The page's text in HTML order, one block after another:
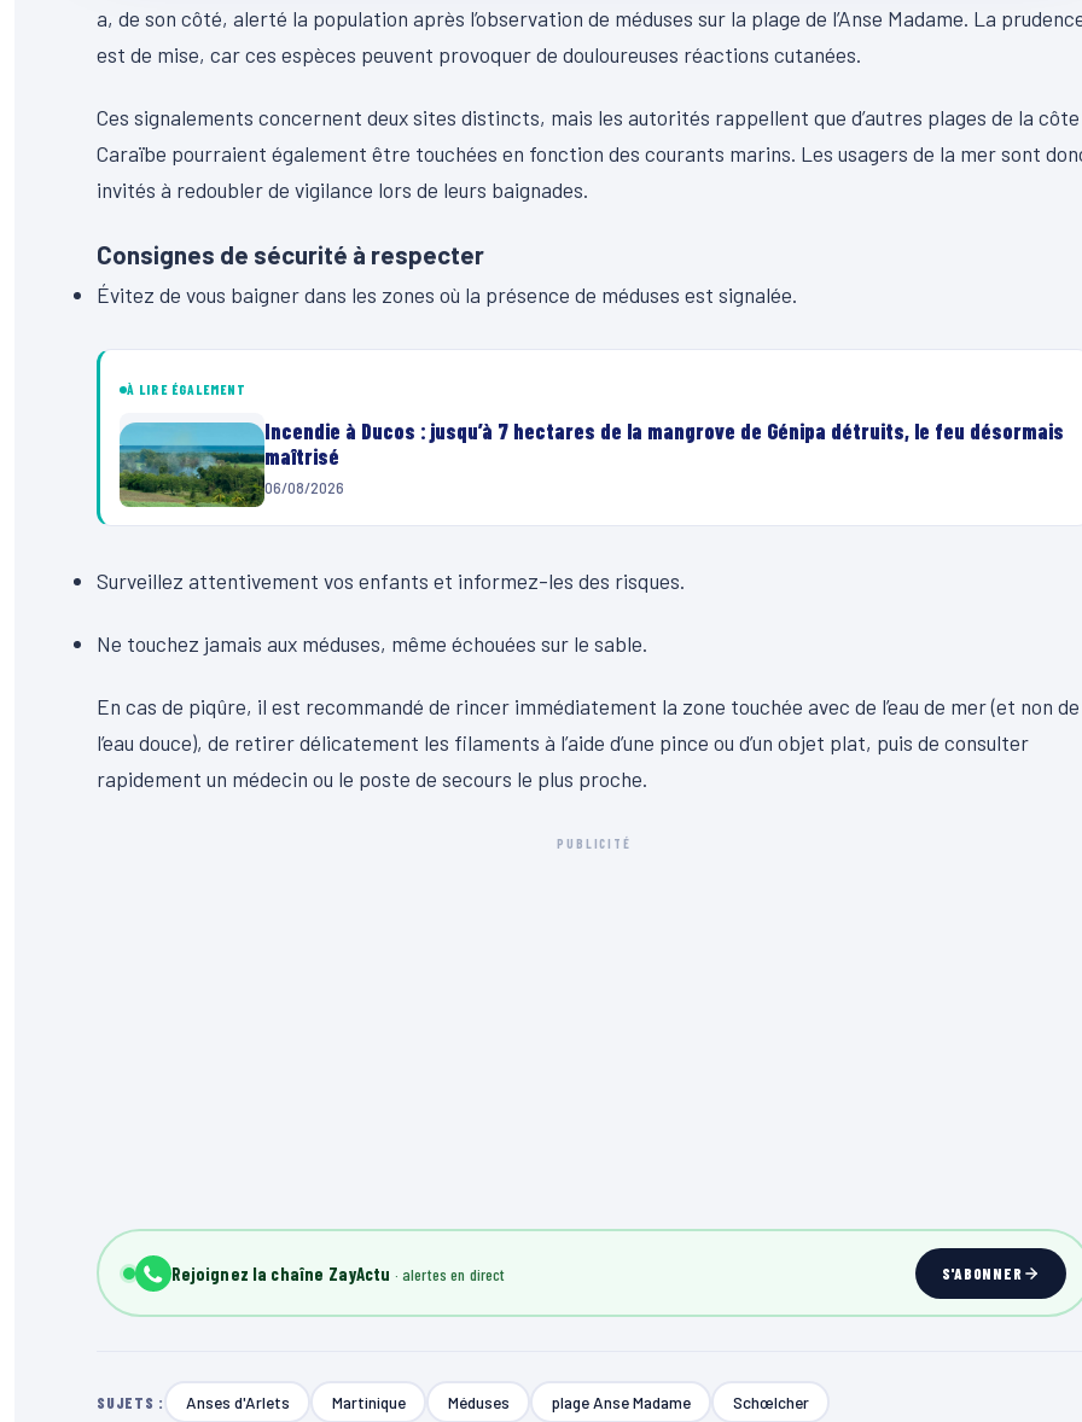
a, de son côté, alerté la population après l’observation de méduses sur la plage de l’Anse Madame. La
est de mise, car ces espèces peuvent provoquer de douloureuses réactions cutanées.
Ces signalements concernent deux sites distincts, mais les autorités rappellent que d’autres plages de la côte
Caraïbe pourraient également être touchées en fonction des courants marins. Les usagers de la mer sont
invités à redoubler de vigilance lors de leurs baignades.
Consignes de sécurité à respecter
Évitez de vous baigner dans les zones où la présence de méduses est signalée.
À LIRE ÉGALEMENT
Incendie à Ducos : jusqu’à 7 hectares de la mangrove de Génipa détruits, le feu désormais
maîtrisé
06/08/2026
Surveillez attentivement vos enfants et informez-les des risques.
Ne touchez jamais aux méduses, même échouées sur le sable.
En cas de piqûre, il est recommandé de rincer immédiatement la zone touchée avec de l’eau de mer (et non de
l’eau douce), de retirer délicatement les filaments à l’aide d’une pince ou d’un objet plat, puis de consulter
rapidement un médecin ou le poste de secours le plus proche.
PUBLICITÉ
Rejoignez la chaîne ZayActu S'ABONNER
SUJETS : Anses d'Arlets Martinique Méduses plage Anse Madame Schœlcher